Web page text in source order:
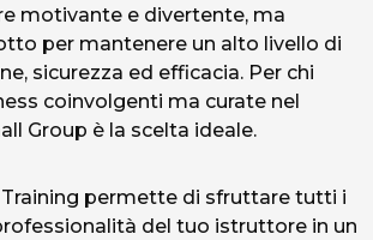
motivante e divertente, ma
per mantenere un alto livello di
sicurezza ed efficacia. Per chi
coinvolgenti ma curate nel
Group è la scelta ideale.
Training permette di sfruttare tutti i
del tuo istruttore in un